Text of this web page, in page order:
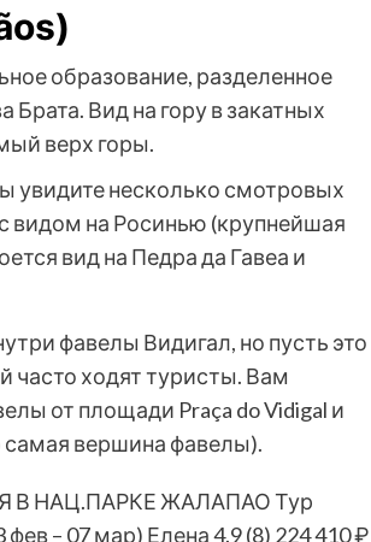
образование, разделенное
Вид на гору в закатных
верх горы.
увидите несколько смотровых
видом на Росинью (крупнейшая
вид на Педра да Гавеа и
фавелы Видигал, но пусть это
часто ходят туристы. Вам
от площади Praça do Vidigal и
самая вершина фавелы).
НАЦ.ПАРКЕ ЖАЛАПАО Тур
фев – 07 мар) Елена 4.9(8) 224 410 ₽